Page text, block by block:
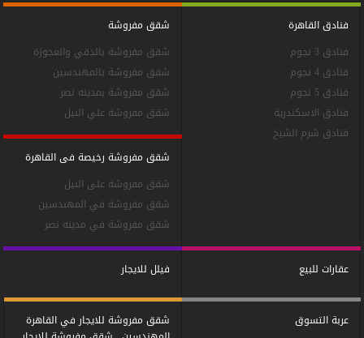
فنادق القاهرة
فنادق 3 نجوم
فنادق 4 نجوم
فنادق 5 نجوم
فنادق الاسكندرية
فنادق شرم الشيخ
شقق مفروشة
شقق مفروشة بالدقي والعجوزة
شقق مفروشة بالمهندسين
شقق مفروشة بمدينه نصر
شقق مفروشة علي النيل
شقق مفروشة رخيصة فى القاهرة
شقق مفروشة على النيل
شقق مفروشة في المهندسين
شقق مفروشة في مدينه نصر
عقارات للبيع فيلل للايجار
عربة التسوق
شقق مفروشة للايجار في القاهرة